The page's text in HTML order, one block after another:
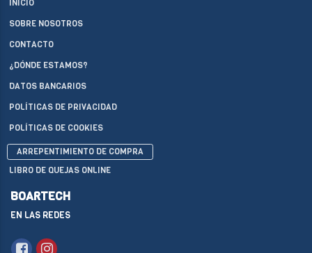
INICIO
SOBRE NOSOTROS
CONTACTO
¿DÓNDE ESTAMOS?
DATOS BANCARIOS
POLÍTICAS DE PRIVACIDAD
POLÍTICAS DE COOKIES
ARREPENTIMIENTO DE COMPRA
LIBRO DE QUEJAS ONLINE
BOARTECH
EN LAS REDES